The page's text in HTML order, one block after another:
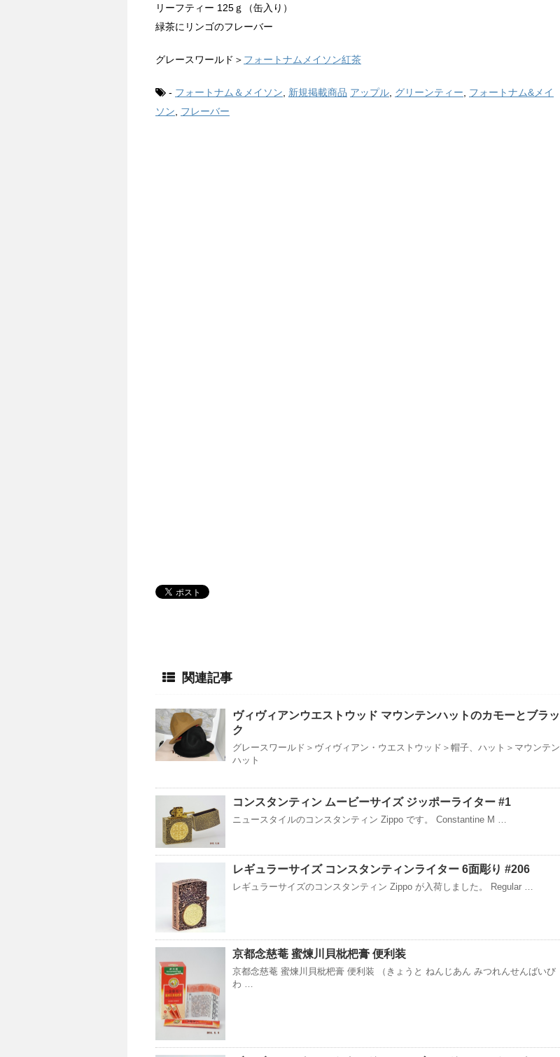
リーフティー 125ｇ（缶入り）
緑茶にリンゴのフレーバー
グレースワールド＞ フォートナムメイソン紅茶
- フォートナム＆メイソン 新規掲載商品 アップル グリーンティー
フォートナム&メイ
ソン
フレーバー
関連記事
ヴィヴィアンウエストウッド‬ マウンテンハットのカモーとブラッ
ク
グレースワールド＞ヴィヴィアン・ウエストウッド＞帽子、ハット＞マウンテン
ハット
コンスタンティン ムービーサイズ ジッポーライター #1
ニュースタイルのコンスタンティン Zippo です。 Constantine M …
レギュラーサイズ コンスタンティンライター 6面彫り #206
レギュラーサイズのコンスタンティン Zippo が入荷しました。 Regular …
京都念慈菴 蜜煉川貝枇杷膏 便利装
京都念慈菴 蜜煉川貝枇杷膏 便利装 （きょうと ねんじあん みつれんせんばいび
わ …